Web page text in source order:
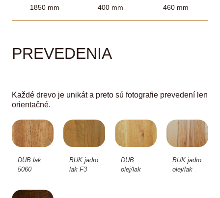
1850 mm 400 mm 460 mm
PREVEDENIA
Každé drevo je unikát a preto sú fotografie prevedení len
orientačné.
DUB lak
5060
BUK jadro
lak F3
DUB
olej/lak
BUK jadro
olej/lak